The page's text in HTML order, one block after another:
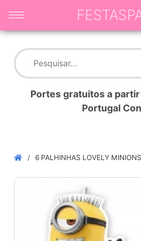
Portes gratuitos a
Portugal
6 PALHINHAS LOVELY MINIONS